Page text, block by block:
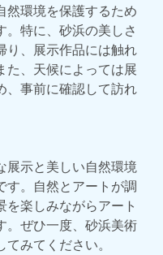
然環境を保護するため
特に、砂浜の美しさ
り、展示作品には触れ
た、天候によっては展
、事前に確認して訪れ
展示と美しい自然環境
す。自然とアートが調
楽しみながらアート
。ぜひ一度、砂浜美術
みてください。